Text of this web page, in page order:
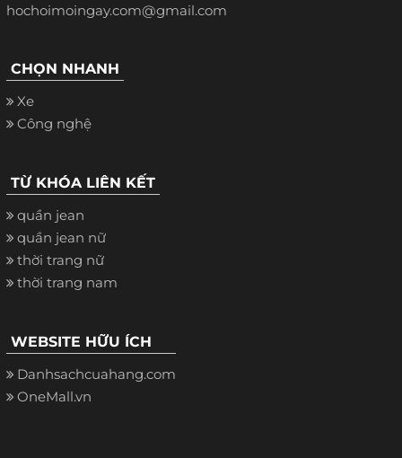
hochoimoingay.com@gmail.com
CHỌN NHANH
Xe
Công nghệ
TỪ KHÓA LIÊN KẾT
quần jean
quần jean nữ
thời trang nữ
thời trang nam
WEBSITE HỮU ÍCH
Danhsachcuahang.com
OneMall.vn